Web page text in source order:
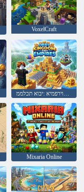
VoxelCraft
תוריעז תוירפמיא :יבוא תכלממ
Mixaria Online